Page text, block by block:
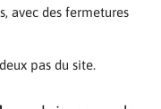
avec des fermetures
pas du site.